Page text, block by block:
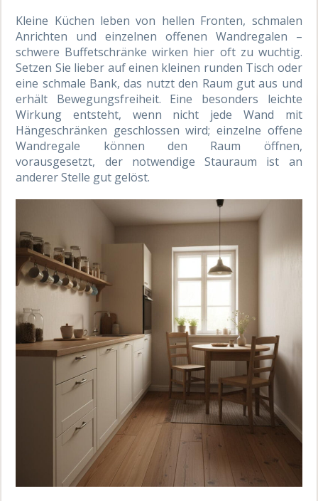
Kleine Küchen leben von hellen Fronten, schmalen
Anrichten und einzelnen offenen Wandregalen –
schwere Buffetschränke wirken hier oft zu wuchtig.
Setzen Sie lieber auf einen kleinen runden Tisch oder
eine schmale Bank, das nutzt den Raum gut aus und
erhält Bewegungsfreiheit. Eine besonders leichte
Wirkung entsteht, wenn nicht jede Wand mit
Hängeschränken geschlossen wird; einzelne offene
Wandregale können den Raum öffnen,
vorausgesetzt, der notwendige Stauraum ist an
anderer Stelle gut gelöst.